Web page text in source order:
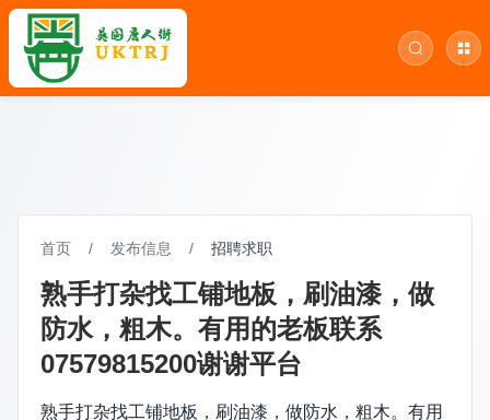
首页 / 发布信息 / 招聘求职
熟手打杂找工铺地板，刷油漆，做
防水，粗木。有用的老板联系
07579815200谢谢平台
熟手打杂找工铺地板，刷油漆，做防水，粗木。有用